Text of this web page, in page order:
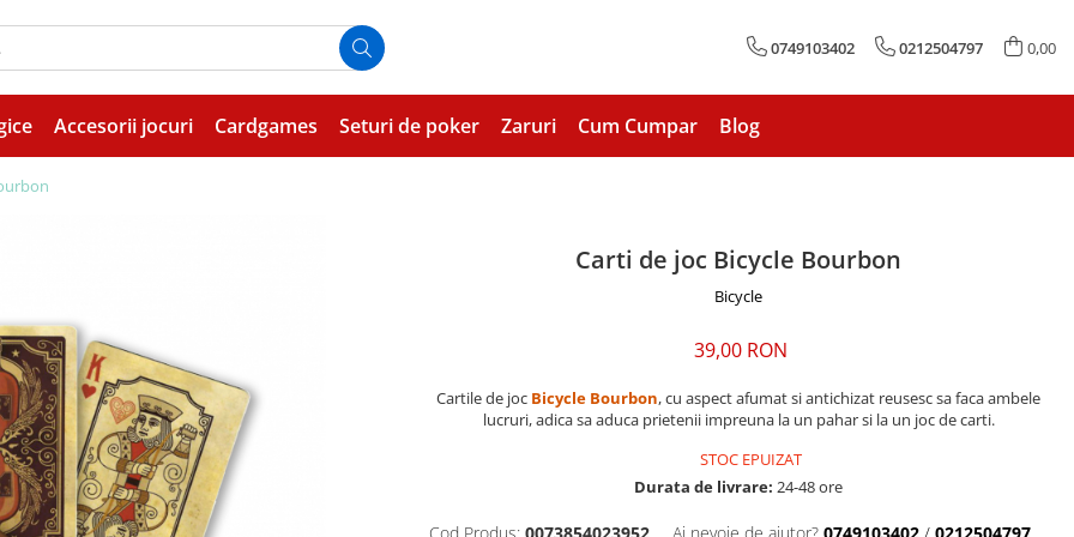
0749103402 0212504797 0,00
Accesorii jocuri Cardgames Seturi de poker Zaruri Cum Cumpar Blog
Carti de joc Bicycle Bourbon
Bicycle
39,00 RON
Cartile de joc Bicycle Bourbon, cu aspect afumat si antichizat reusesc sa faca ambele
lucruri, adica sa aduca prietenii impreuna la un pahar si la un joc de carti.
STOC EPUIZAT
Durata de livrare: 24-48 ore